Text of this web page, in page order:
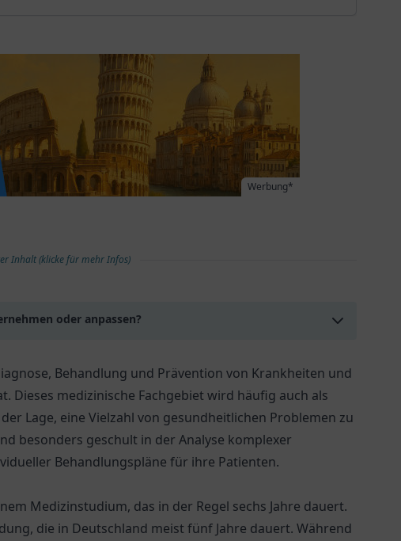
Werbung*
Inhalt (klicke für mehr Infos)
oder anpassen?
Behandlung und Prävention von Krankheiten und
Dieses medizinische Fachgebiet wird häufig auch als
Lage, eine Vielzahl von gesundheitlichen Problemen zu
besonders geschult in der Analyse komplexer
Behandlungspläne für ihre Patienten.
Medizinstudium, das in der Regel sechs Jahre dauert.
die in Deutschland meist fünf Jahre dauert. Während